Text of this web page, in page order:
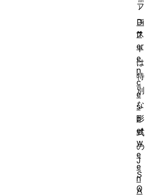
フ
ェ
ス
ト
は
特
別
な
形
式
の
J
S
O
Di
ff
er
e
n
c
e
s
b
et
w
e
e
n
A